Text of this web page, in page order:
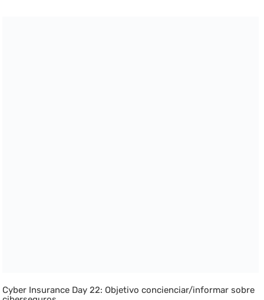
Cyber Insurance Day 22: Objetivo concienciar/informar sobre